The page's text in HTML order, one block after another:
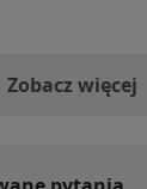
Zobacz więcej
opinie